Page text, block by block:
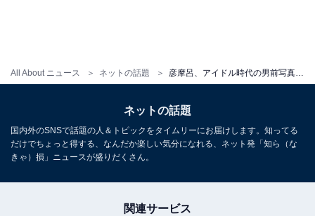
All About ニュース ネットの話題
ネットの話題
国内外のSNSで話題の人＆トピックをタイムリーにお届けします。知ってる
だけでちょっと得する、なんだか楽しい気分になれる、ネット発「知ら（な
きゃ）損」ニュースが盛りだくさん。
関連サービス